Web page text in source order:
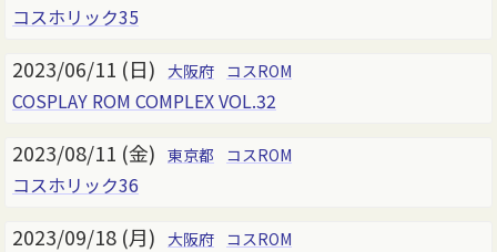
コスホリック35
2023/06/11 (日) 大阪府 コスROM
COSPLAY ROM COMPLEX VOL.32
2023/08/11 (金) 東京都 コスROM
コスホリック36
2023/09/18 (月) 大阪府 コスROM